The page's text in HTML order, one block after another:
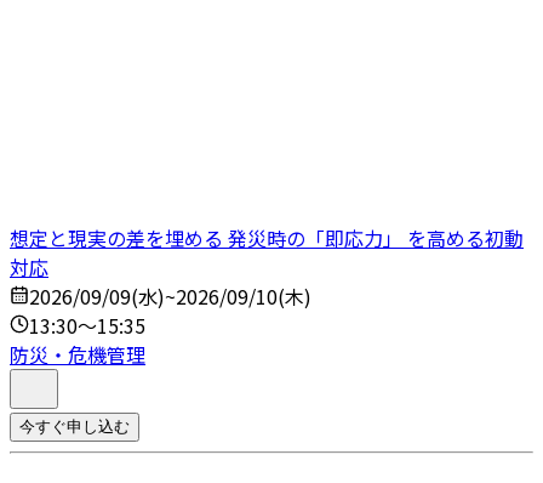
想定と現実の差を埋める 発災時の「即応力」 を高める初動
対応
2026/09/09(水)~2026/09/10(木)
13:30～15:35
防災・危機管理
今すぐ申し込む